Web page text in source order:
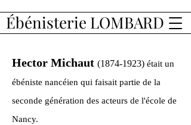
Ébénisterie LOMBARD
Hector Michaut (1874-1923) était un
ébéniste nancéien qui faisait partie de la
seconde génération des acteurs de l'école de
Nancy.